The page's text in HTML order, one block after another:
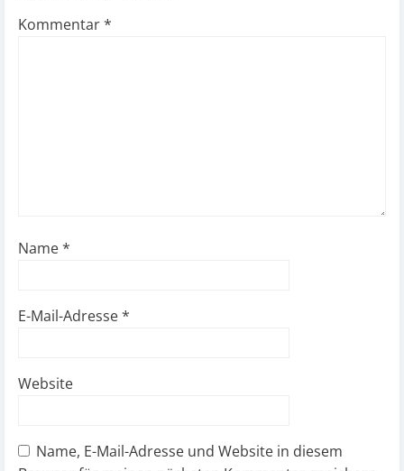
Kommentar*
Name*
E-Mail-Adresse*
Website
Name, E-Mail-Adresse und Website in diesem